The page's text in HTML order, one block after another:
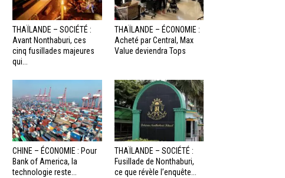
THAÏLANDE – SOCIÉTÉ :
Avant Nonthaburi, ces
cinq fusillades majeures
qui...
THAÏLANDE – ÉCONOMIE :
Acheté par Central, Max
Value deviendra Tops
CHINE – ÉCONOMIE : Pour
Bank of America, la
technologie reste...
THAÏLANDE – SOCIÉTÉ :
Fusillade de Nonthaburi,
ce que révèle l’enquête...